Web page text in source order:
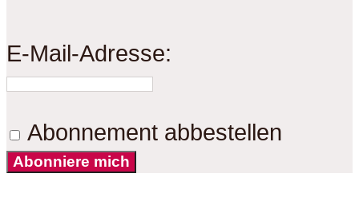
E-Mail-Adresse:
Abonnement abbestellen
Abonniere mich